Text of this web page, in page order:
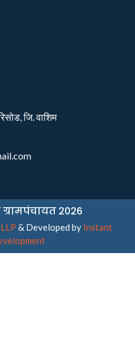
जि. वाशिम
2026
& Developed by Instant